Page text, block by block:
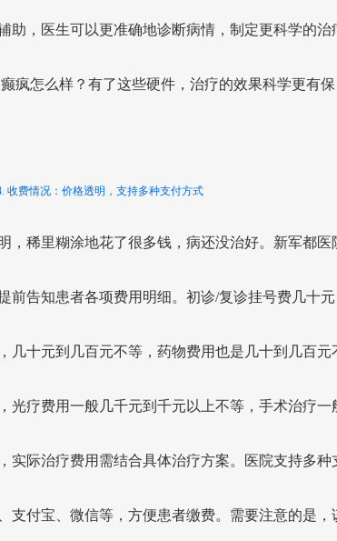
助，医生可以更准确地诊断病情，制定更科学的治
疯怎么样？有了这些硬件，治疗的效果科学更有保
收费情况：价格透明，支持多种支付方式
，稀里糊涂地花了很多钱，病还没治好。新军都医
前告知患者各项费用明细。初诊/复诊挂号费几十元
几十元到几百元不等，药物费用也是几十到几百元
光疗费用一般几千元到千元以上不等，手术治疗一
实际治疗费用需结合具体治疗方案。医院支持多种
支付宝、微信等，方便患者缴费。需要注意的是，